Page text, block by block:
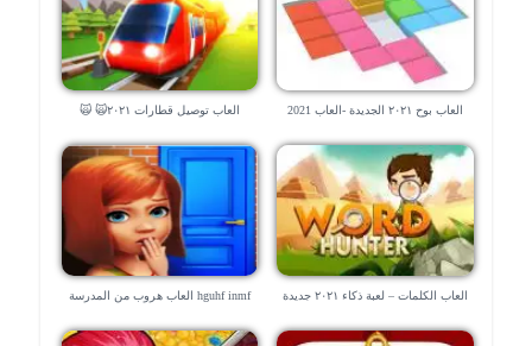
العاب بوح ٢٠٢١ الجديدة -العاب 2021
العاب توصيل قطارات ٢٠٢١🙀 🙀
العاب الكلمات – لعبة ذكاء ٢٠٢١ جديدة hguhf inmf العاب هروب من المدرسة